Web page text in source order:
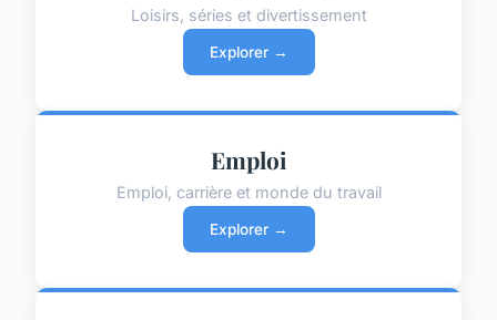
Loisirs, séries et divertissement
Explorer →
Emploi
Emploi, carrière et monde du travail
Explorer →